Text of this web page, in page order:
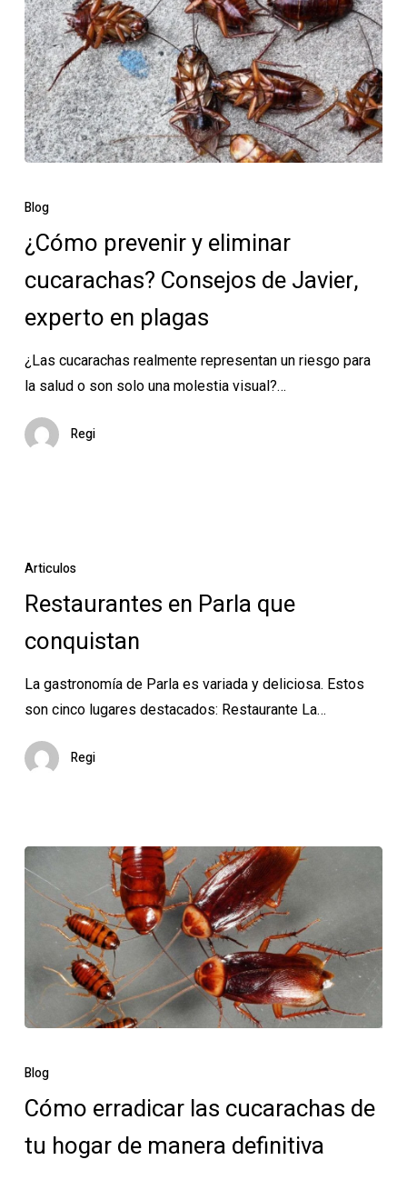
prevenir
eliminar
cucarachas?
de
Javier,
experto
plagas
Blog
¿Cómo prevenir y eliminar
cucarachas? Consejos de Javier,
experto en plagas
¿Las cucarachas realmente representan un riesgo para
la salud o son solo una molestia visual?…
Regi
en
que
conquistan
Articulos
Restaurantes en Parla que
conquistan
La gastronomía de Parla es variada y deliciosa. Estos
son cinco lugares destacados: Restaurante La…
Regi
erradicar
cucarachas
de
Blog
Cómo erradicar las cucarachas de
tu hogar de manera definitiva